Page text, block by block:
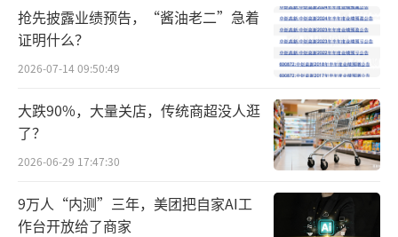
亿元，三年下来累计亏损近9亿元。
抢先披露业绩预告，“酱油老二”急着
证明什么？
2026-07-14 09:50:49
大跌90%，大量关店，传统商超没人逛
了？
2026-06-29 17:47:30
9万人“内测”三年，美团把自家AI工
作台开放给了商家